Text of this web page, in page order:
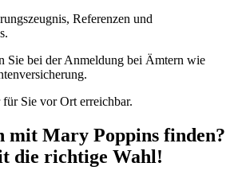
Referenzen und
Sie bei der Anmeldung bei Ämtern wie
Sie vor Ort erreichbar.
mit Mary Poppins finden?
die richtige Wahl!